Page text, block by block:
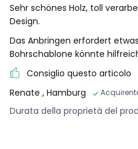
Sehr schönes Holz, toll
Design.
Das Anbringen erfordert
Bohrschablone könnte
Consiglio questo articolo
Renate , Hamburg
Durata della proprietà del